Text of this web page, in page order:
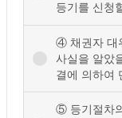
등기를 신청
④ 채권자 대
사실을 알았
결에 의하여
⑤ 등기절차